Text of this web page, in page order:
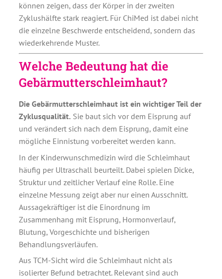
können zeigen, dass der Körper in der zweiten
Zyklushälfte stark reagiert. Für ChiMed ist dabei nicht
die einzelne Beschwerde entscheidend, sondern das
wiederkehrende Muster.
Welche Bedeutung hat die
Gebärmutterschleimhaut?
Die Gebärmutterschleimhaut ist ein wichtiger Teil der
Zyklusqualität. Sie baut sich vor dem Eisprung auf
und verändert sich nach dem Eisprung, damit eine
mögliche Einnistung vorbereitet werden kann.
In der Kinderwunschmedizin wird die Schleimhaut
häufig per Ultraschall beurteilt. Dabei spielen Dicke,
Struktur und zeitlicher Verlauf eine Rolle. Eine
einzelne Messung zeigt aber nur einen Ausschnitt.
Aussagekräftiger ist die Einordnung im
Zusammenhang mit Eisprung, Hormonverlauf,
Blutung, Vorgeschichte und bisherigen
Behandlungsverläufen.
Aus TCM-Sicht wird die Schleimhaut nicht als
isolierter Befund betrachtet. Relevant sind auch